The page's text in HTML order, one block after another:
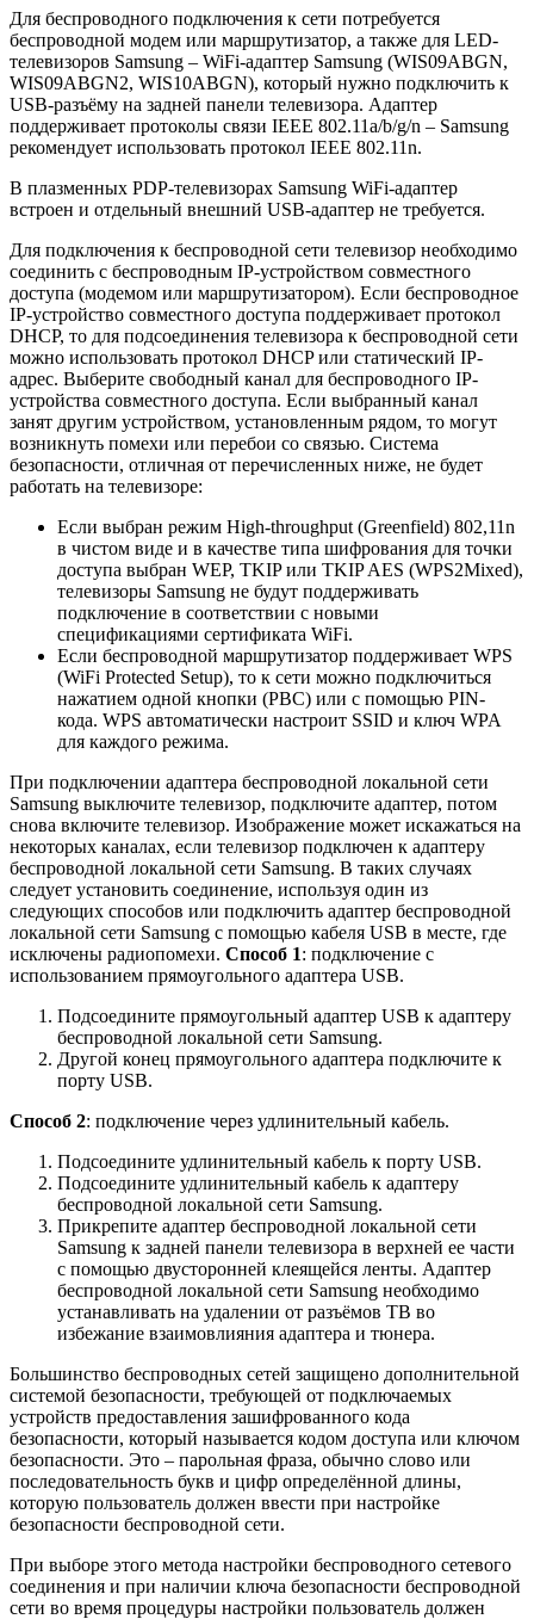
Для беспроводного подключения к сети потребуется
беспроводной модем или маршрутизатор, а также для LED-
телевизоров Samsung – WiFi-адаптер Samsung (WIS09ABGN,
WIS09ABGN2, WIS10ABGN), который нужно подключить к
USB-разъёму на задней панели телевизора. Адаптер
поддерживает протоколы связи IEEE 802.11a/b/g/n – Samsung
рекомендует использовать протокол IEEE 802.11n.
В плазменных PDP-телевизорах Samsung WiFi-адаптер
встроен и отдельный внешний USB-адаптер не требуется.
Для подключения к беспроводной сети телевизор необходимо
соединить с беспроводным IP-устройством совместного
доступа (модемом или маршрутизатором). Если беспроводное
IP-устройство совместного доступа поддерживает протокол
DHCP, то для подсоединения телевизора к беспроводной сети
можно использовать протокол DHCPили статический IP-
адрес. Выберите свободный канал для беспроводного IP-
устройства совместного доступа. Если выбранный канал
занят другим устройством, установленным рядом, то могут
возникнуть помехи или перебои со связью. Система
безопасности, отличная от перечисленных ниже, не будет
работать на телевизоре:
Если выбран режим High-throughput (Greenfield) 802,11n
в чистом виде и в качестве типа шифрования для точки
доступа выбран WEP, TKIP или TKIP AES (WPS2Mixed),
телевизоры Samsung не будут поддерживать
подключение в соответствии с новыми
спецификациями сертификата WiFi.
Если беспроводной маршрутизатор поддерживает WPS
(WiFi Protected Setup), то к сети можно подключиться
нажатием одной кнопки (PBC) или с помощью PIN-
кода. WPS автоматически настроит SSID и ключ WPA
для каждого режима.
При подключении адаптера беспроводной локальной сети
Samsung выключите телевизор, подключите адаптер, потом
снова включите телевизор. Изображение может искажаться на
некоторых каналах, если телевизор подключен к адаптеру
беспроводной локальной сети Samsung. В таких случаях
следует установить соединение, используя один из
следующих способов или подключить адаптер беспроводной
локальной сети Samsung с помощью кабеля USB в месте, где
исключены радиопомехи. Способ 1: подключение с
использованием прямоугольного адаптера USB.
Подсоедините прямоугольный адаптер USB к адаптеру
беспроводной локальной сети Samsung.
Другой конец прямоугольного адаптера подключите к
порту USB.
Способ 2: подключение через удлинительный кабель.
Подсоедините удлинительный кабель к порту USB.
Подсоедините удлинительный кабель к адаптеру
беспроводной локальной сети Samsung.
Прикрепите адаптер беспроводной локальной сети
Samsung к задней панели телевизора в верхней ее части
с помощью двусторонней клеящейся ленты. Aдаптер
беспроводной локальной сети Samsung необходимо
устанавливать на удалении от разъёмов ТВ во
избежание взаимовлияния адаптера и тюнера.
Большинство беспроводных сетей защищено дополнительной
системой безопасности, требующей от подключаемых
устройств предоставления зашифрованного кода
безопасности, который называется кодом доступа или ключом
безопасности. Это – парольная фраза, обычно слово или
последовательность букв и цифр определённой длины,
которую пользователь должен ввести при настройке
безопасности беспроводной сети.
При выборе этого метода настройки беспроводного сетевого
соединения и при наличии ключа безопасности беспроводной
сети во время процедуры настройки пользователь должен